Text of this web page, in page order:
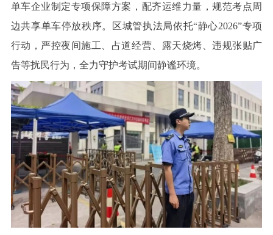
单车企业制定专项保障方案，配齐运维力量，规范考点周
边共享单车停放秩序。区城管执法局依托“静心2026”专项
行动，严控夜间施工、占道经营、露天烧烤、违规张贴广
告等扰民行为，全力守护考试期间静谧环境。